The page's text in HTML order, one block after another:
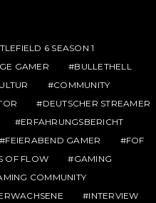
6 SEASON 1
GAMER
BULLETHELL
COMMUNITY
DEUTSCHER STREAMER
ERFAHRUNGSBERICHT
FEIERABEND GAMER
FOF
OF FLOW
GAMING
COMMUNITY
INTERVIEW